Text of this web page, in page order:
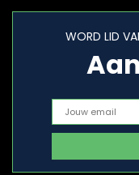
WORD LID